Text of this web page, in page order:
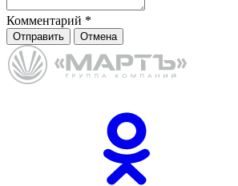
Комментарий *
Отправить Отмена